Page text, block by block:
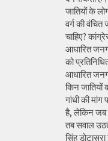
जातियों के
वर्ग की वंचित
चाहिए?
आधारित
को
आधारित
किन जातियों
गांधी की
है, लेकिन जब
तब सवाल
सिंह